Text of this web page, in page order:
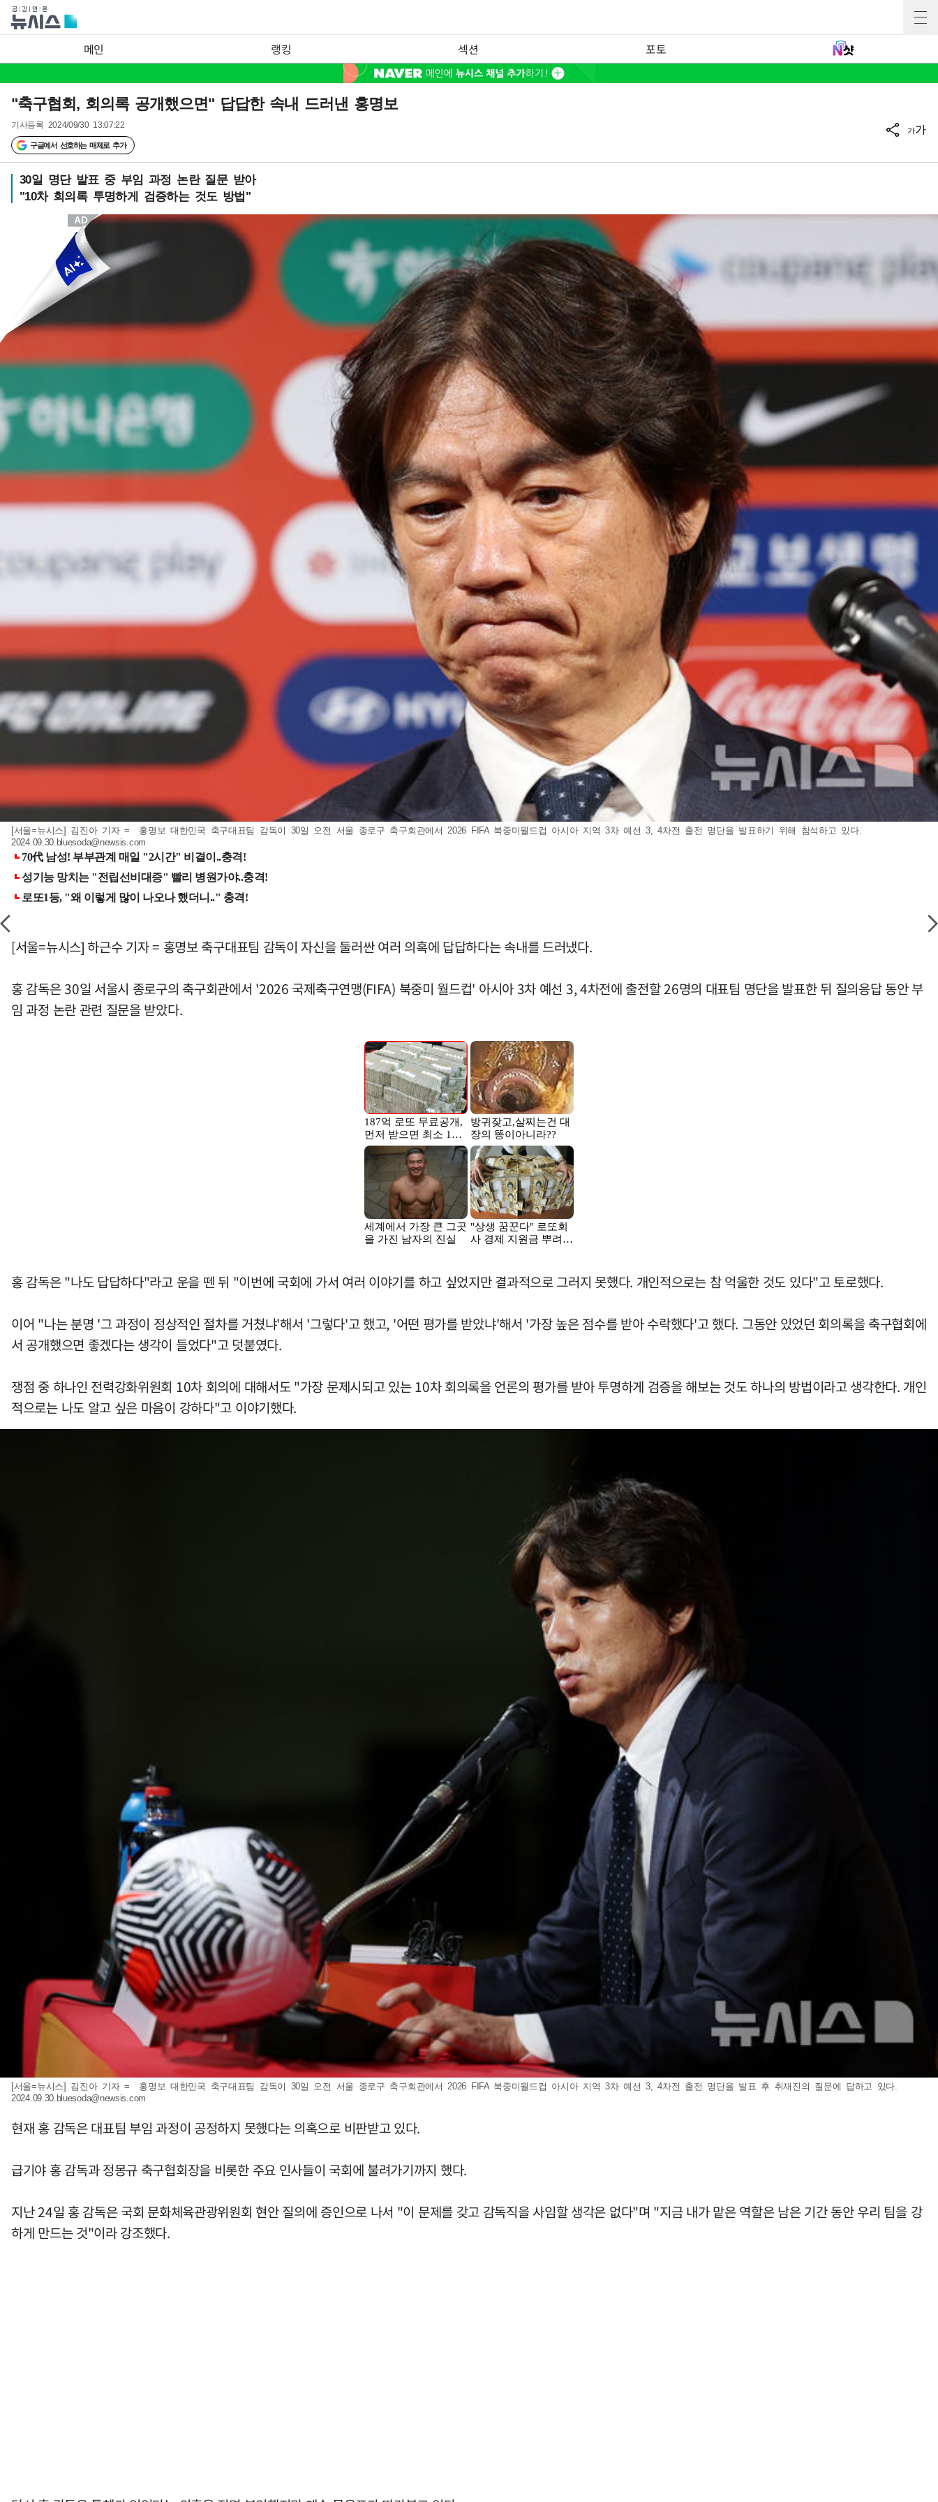
메인 랭킹 섹션 포토
"축구협회, 회의록 공개했으면" 답답한 속내 드러낸 홍명보
기사등록 2024/09/30 13:07:22
구글에서 선호하는 매체로 추가
가가
30일 명단 발표 중 부임 과정 논란 질문 받아
"10차 회의록 투명하게 검증하는 것도 방법"
[서울=뉴시스] 김진아 기자 = 홍명보 대한민국 축구대표팀 감독이 30일 오전 서울 종로구 축구회관에서 2026 FIFA 북중미월드컵 아시아 지역 3차 예선 3, 4차전 출전 명단을 발표하기 위해 참석하고 있다.
2024.09.30.bluesoda@newsis.com
[서울=뉴시스] 하근수 기자 = 홍명보 축구대표팀 감독이 자신을 둘러싼 여러 의혹에 답답하다는 속내를 드러냈다.
홍 감독은 30일 서울시 종로구의 축구회관에서 '2026 국제축구연맹(FIFA) 북중미 월드컵' 아시아 3차 예선 3, 4차전에 출전할 26명의 대표팀 명단을 발표한 뒤 질의응답 동안 부
임 과정 논란 관련 질문을 받았다.
홍 감독은 "나도 답답하다"라고 운을 뗀 뒤 "이번에 국회에 가서 여러 이야기를 하고 싶었지만 결과적으로 그러지 못했다. 개인적으로는 참 억울한 것도 있다"고 토로했다.
이어 "나는 분명 '그 과정이 정상적인 절차를 거쳤냐'해서 '그렇다'고 했고, '어떤 평가를 받았냐'해서 '가장 높은 점수를 받아 수락했다'고 했다. 그동안 있었던 회의록을 축구협회에
서 공개했으면 좋겠다는 생각이 들었다"고 덧붙였다.
쟁점 중 하나인 전력강화위원회 10차 회의에 대해서도 "가장 문제시되고 있는 10차 회의록을 언론의 평가를 받아 투명하게 검증을 해보는 것도 하나의 방법이라고 생각한다. 개인
적으로는 나도 알고 싶은 마음이 강하다"고 이야기했다.
[서울=뉴시스] 김진아 기자 = 홍명보 대한민국 축구대표팀 감독이 30일 오전 서울 종로구 축구회관에서 2026 FIFA 북중미월드컵 아시아 지역 3차 예선 3, 4차전 출전 명단을 발표 후 취재진의 질문에 답하고 있다.
2024.09.30.bluesoda@newsis.com
현재 홍 감독은 대표팀 부임 과정이 공정하지 못했다는 의혹으로 비판받고 있다.
급기야 홍 감독과 정몽규 축구협회장을 비롯한 주요 인사들이 국회에 불려가기까지 했다.
지난 24일 홍 감독은 국회 문화체육관광위원회 현안 질의에 증인으로 나서 "이 문제를 갖고 감독직을 사임할 생각은 없다"며 "지금 내가 맡은 역할은 남은 기간 동안 우리 팀을 강
하게 만드는 것"이라 강조했다.